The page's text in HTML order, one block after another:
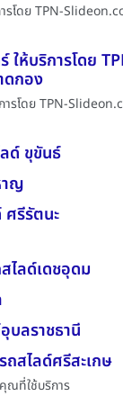
รโดย TPN-
ให้บริการโดย
ดกอง
ารโดย TPN-
ด์ ขุขันธ์
าญ
ศรีรัตนะ
ไลด์เดชอุดม
บลราชธานี
ถสไลด์ศรีสะเกษ
ณที่ใช้บริการ